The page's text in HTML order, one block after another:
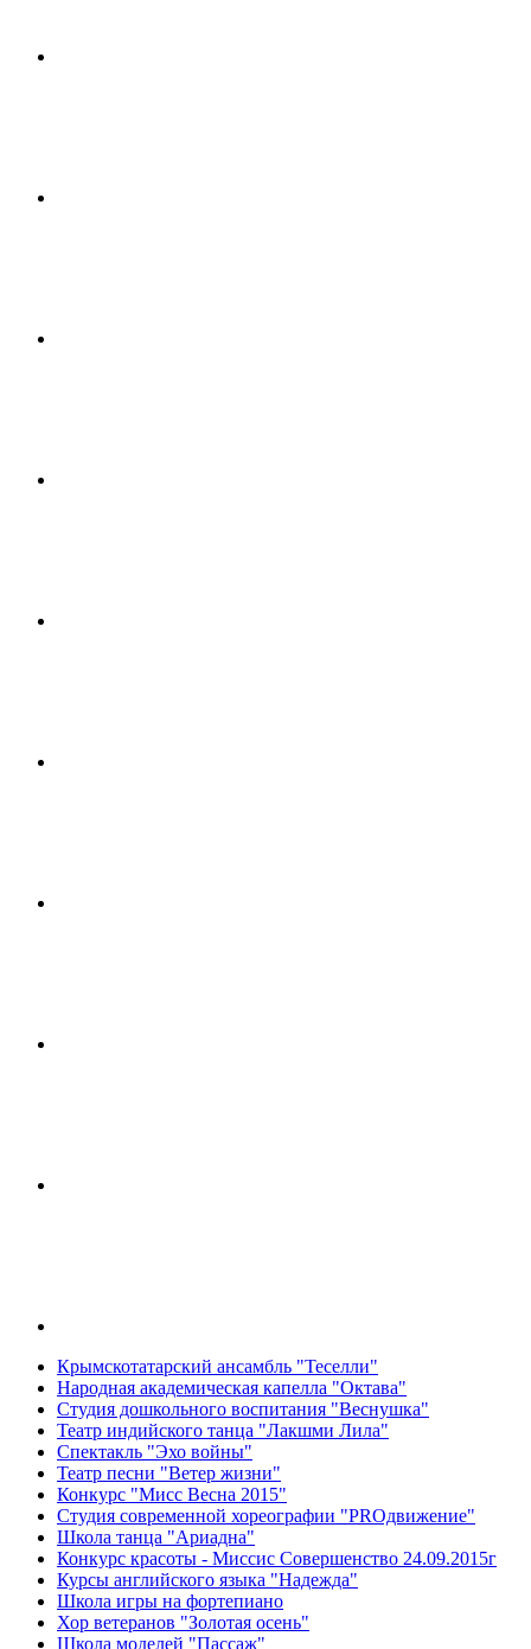
Крымскотатарский ансамбль "Теселли"
Народная академическая капелла "Октава"
Студия дошкольного воспитания "Веснушка"
Театр индийского танца "Лакшми Лила"
Спектакль "Эхо войны"
Театр песни "Ветер жизни"
Конкурс "Мисс Весна 2015"
Студия современной хореографии "PROдвижение"
Школа танца "Ариадна"
Конкурс красоты - Миссис Совершенство 24.09.2015г
Курсы английского языка "Надежда"
Школа игры на фортепиано
Хор ветеранов "Золотая осень"
Школа моделей "Пассаж"